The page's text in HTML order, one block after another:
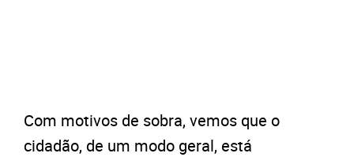
Com motivos de sobra, vemos que o
cidadão, de um modo geral, está